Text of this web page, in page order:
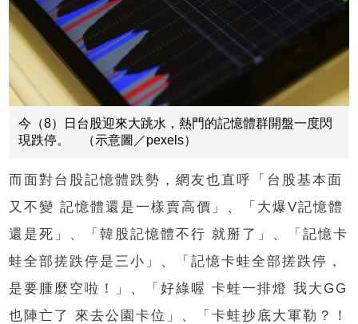
今（8）日台股迎來大跳水，熱門的記憶體群開盤一度閃
現跌停。 （示意圖／pexels）
而面對台股記憶體跌勢，網友也直呼「台股基本面
又不變 記憶體還是一樣賣高價」、「大爆V記憶體
還是死」、「韓股記憶體不行 就掰了」、「記憶卡
蛙全部搓跌停是三小」、「記憶卡蛙全部搓跌停，
是要腫麼空啦！」、「好綠喔 卡蛙一排燈 我大GG
也陣亡了 來去公園卡位」、「卡蛙抄底大軍勒？！